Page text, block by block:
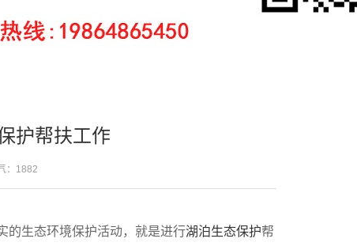
护帮扶工作
1882
的生态环境保护活动，就是进行湖泊生态保护帮